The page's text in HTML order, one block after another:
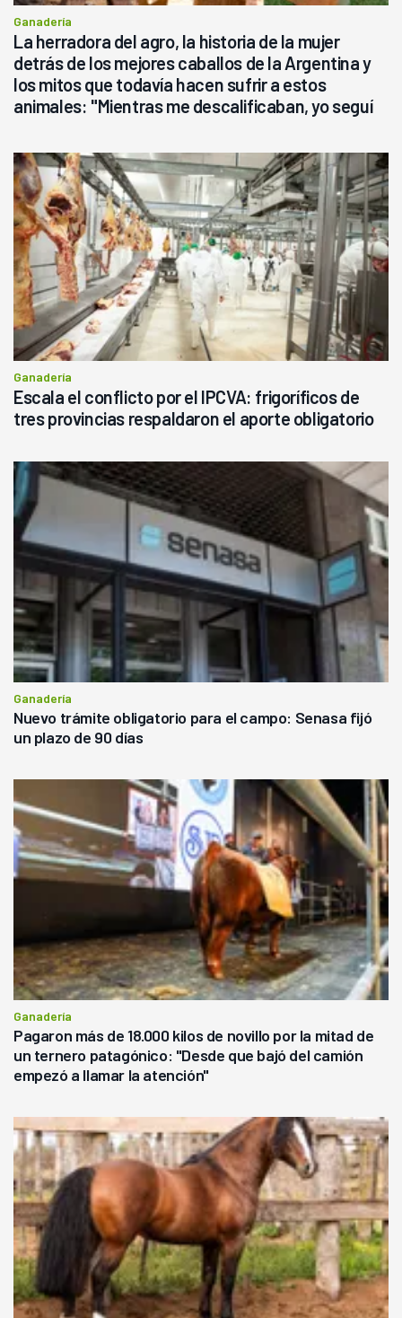
Ganadería
La herradora del agro, la historia de la mujer
detrás de los mejores caballos de la Argentina y
los mitos que todavía hacen sufrir a estos
animales: "Mientras me descalificaban, yo seguí
Ganadería
Escala el conflicto por el IPCVA: frigoríficos de
tres provincias respaldaron el aporte obligatorio
Ganadería
Nuevo trámite obligatorio para el campo: Senasa fijó
un plazo de 90 días
Ganadería
Pagaron más de 18.000 kilos de novillo por la mitad de
un ternero patagónico: "Desde que bajó del camión
empezó a llamar la atención"